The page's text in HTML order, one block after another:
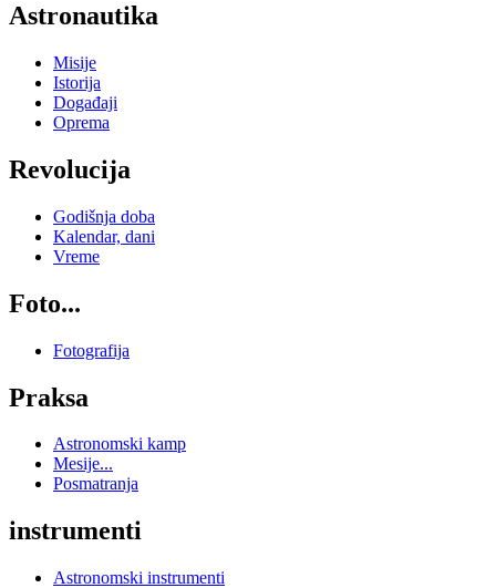
Astronautika
Misije
Istorija
Događaji
Oprema
Revolucija
Godišnja doba
Kalendar, dani
Vreme
Foto...
Fotografija
Praksa
Astronomski kamp
Mesije...
Posmatranja
instrumenti
Astronomski instrumenti